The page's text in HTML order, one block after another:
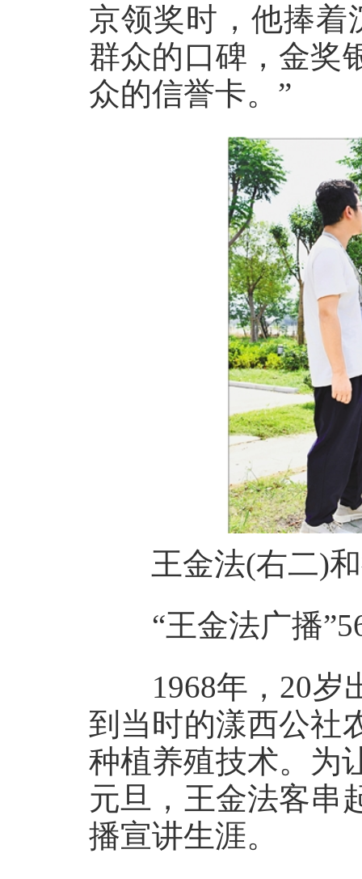
京领奖时，他捧着
群众的口碑，金奖
众的信誉卡。”
王金法(右二)
“王金法广播”56
1968年，20岁出
到当时的漾西公社
种植养殖技术。为
元旦，王金法客串
播宣讲生涯。